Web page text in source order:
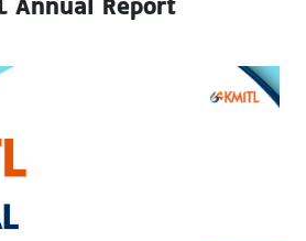
Annual Report